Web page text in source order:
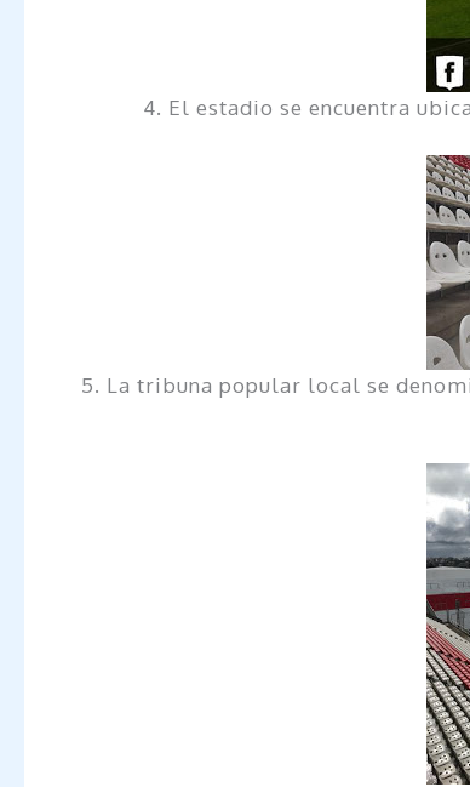
4. El estadio se encuentra
5. La tribuna popular local se